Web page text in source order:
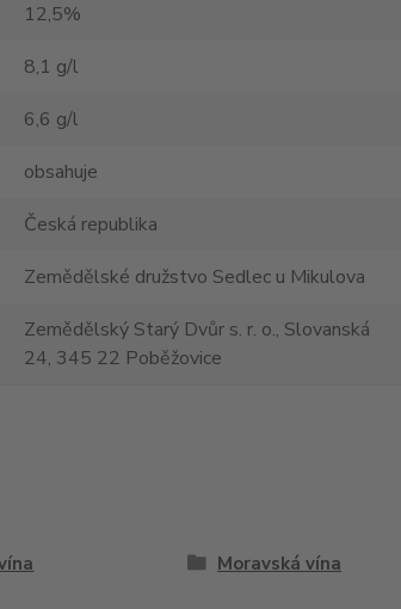
12,5%
8,1 g/l
6,6 g/l
obsahuje
Česká republika
Zemědělské družstvo Sedlec u Mikulova
Zemědělský Starý Dvůr s. r. o., Slovanská
24, 345 22 Poběžovice
Moravská vína